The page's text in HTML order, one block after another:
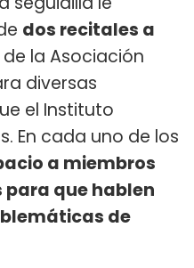
dos recitales a
la Asociación
diversas
el Instituto
En cada uno de los
a miembros
para que hablen
de